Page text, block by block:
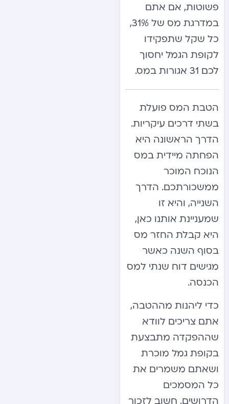
פשוטות, אם אתם
במדרגת מס של 31%,
כל שקל שתפקידו
לקופת הגמל יחסוך
לכם 31 אגורות במס.
הטבת המס פועלת
בשתי דרכים עיקריות.
הדרך הראשונה היא
הפחתה מיידית במס
הנוכח המוכר
ממשכורתכם. הדרך
השנייה, והיא זו
שמעניינת אותנו כאן,
היא קבלת החזר מס
בסוף השנה כאשר
מגישים דוח שנתי למס
הכנסה.
כדי ליהנות מההטבה,
אתם צריכים לוודא
שההפקדה מתבצעת
בקופת גמל מוכרת
ושאתם משמרים את
כל המסמכים
הדרושים. חשוב לזכור